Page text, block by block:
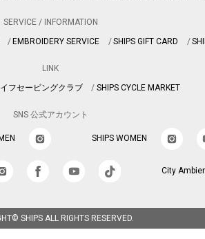
SERVICE / INFORMATION
EMBROIDERY SERVICE SHIPS GIFT CARD
LINK
フセービングクラブ SHIPS CYCLE MARKET
SNS 公式アカウント
SHIPS WOMEN
City
SHIPS ALL RIGHTS RESERVED.